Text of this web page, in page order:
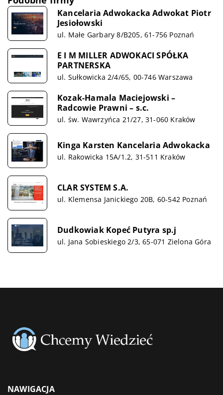
Kancelaria Adwokacka Adwokat Piotr
Jesiołowski
ul. Małe Garbary 8/B205, 61-756 Poznań
E I M MILLER ADWOKACI SPÓŁKA
PARTNERSKA
ul. Sułkowicka 2/4/65, 00-746 Warszawa
Kozak-Hamala Maciejowski –
Radcowie Prawni – s.c.
ul. św. Wawrzyńca 21/27, 31-060 Kraków
Kinga Karsten Kancelaria Adwokacka
ul. Rakowicka 15A/1.2, 31-511 Kraków
CLAR SYSTEM S.A.
ul. Klemensa Janickiego 20B, 60-542 Poznań
Dudkowiak Kopeć Putyra sp.j
ul. Jana Sobieskiego 2/3, 65-071 Zielona Góra
NAWIGACJA